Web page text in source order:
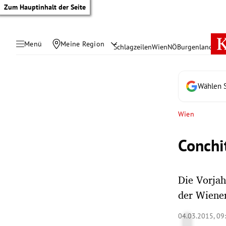
Zum Hauptinhalt der Seite
Menü Meine Region SchlagzeilenWienNÖBurgenland
Wählen
Wien
Die
der
04.03.2015,